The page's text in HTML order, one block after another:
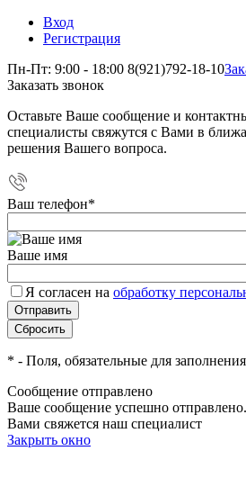
Вход
Регистрация
Пн-Пт: 9:00 - 18:00 8(921)792-18-10
Заказать звонок
Оставьте Ваше сообщение и
специалисты свяжутся с Вами в
решения Вашего вопроса.
Ваш телефон*
Ваше имя
Я согласен на обработку
* - Поля, обязательные для заполнения
Сообщение отправлено
Ваше сообщение успешно
Вами свяжется наш специалист
Закрыть окно